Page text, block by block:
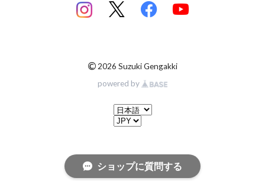
©2026 Suzuki Gengakki
powered by
ショップに質問する